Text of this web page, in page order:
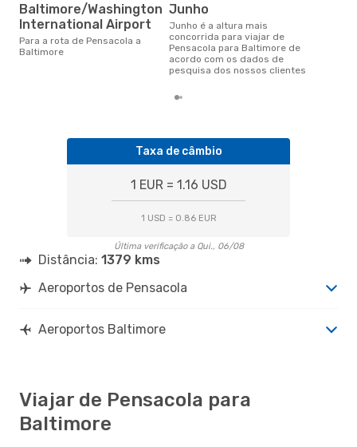
Baltimore/Washington
International Airport
Para a rota de Pensacola a
Baltimore
junho
junho é a altura mais
concorrida para viajar de
Pensacola para Baltimore de
acordo com os dados de
pesquisa dos nossos clientes
Taxa de câmbio
1 EUR = 1.16 USD
1 USD = 0.86 EUR
Última verificação a Qui., 06/08
Distância: 1379 kms
Aeroportos de Pensacola
Aeroportos Baltimore
Viajar de Pensacola para
Baltimore